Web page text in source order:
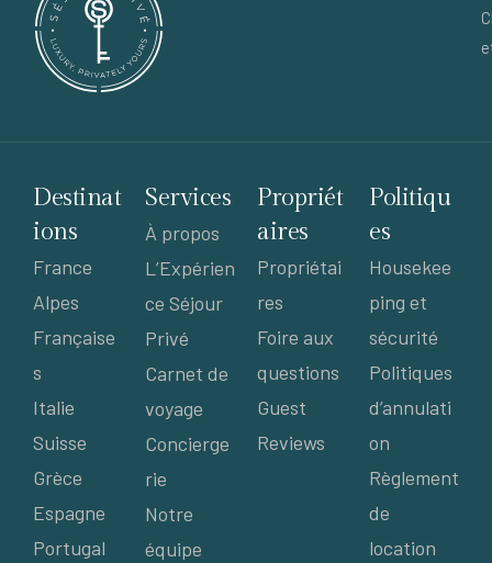
Destinat
ions
France
Alpes
Française
s
Italie
Suisse
Grèce
Espagne
Portugal
Services
À propos
L’Expérien
ce Séjour
Privé
Carnet de
voyage
Concierge
rie
Notre
équipe
Propriét
aires
Propriétai
res
Foire aux
questions
Guest
Reviews
Politiqu
es
Housekee
ping et
sécurité
Politiques
d’annulati
on
Règlement
de
location